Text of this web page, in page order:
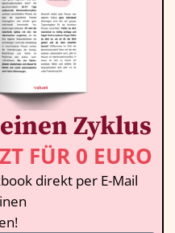
Zyklus
FÜR 0 EURO
direkt per E-Mail